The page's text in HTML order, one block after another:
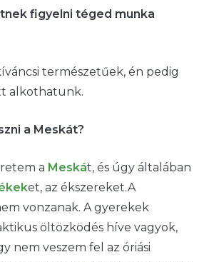
figyelni téged munka
természetűek, én pedig
alkothatunk.
a Meskát?
a Meskát, és úgy általában
et, az ékszereket.A
vonzanak. A gyerekek
öltözködés híve vagyok,
nem veszem fel az óriási